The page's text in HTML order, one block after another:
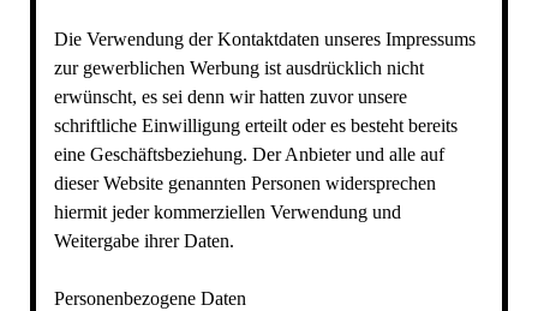
Die Verwendung der Kontaktdaten unseres Impressums
zur gewerblichen Werbung ist ausdrücklich nicht
erwünscht, es sei denn wir hatten zuvor unsere
schriftliche Einwilligung erteilt oder es besteht bereits
eine Geschäftsbeziehung. Der Anbieter und alle auf
dieser Website genannten Personen widersprechen
hiermit jeder kommerziellen Verwendung und
Weitergabe ihrer Daten.
Personenbezogene Daten